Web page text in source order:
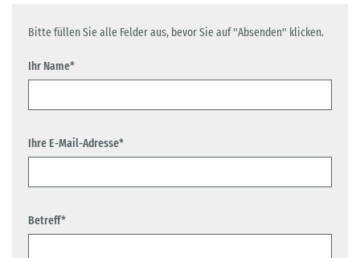
Bitte füllen Sie alle Felder aus, bevor Sie auf "Absenden" klicken.
Ihr Name*
Ihre E-Mail-Adresse*
Betreff*